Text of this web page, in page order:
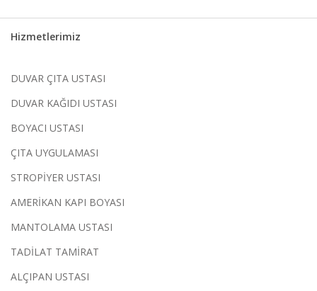
Hizmetlerimiz
DUVAR ÇITA USTASI
DUVAR KAĞIDI USTASI
BOYACI USTASI
ÇITA UYGULAMASI
STROPİYER USTASI
AMERİKAN KAPI BOYASI
MANTOLAMA USTASI
TADİLAT TAMİRAT
ALÇIPAN USTASI